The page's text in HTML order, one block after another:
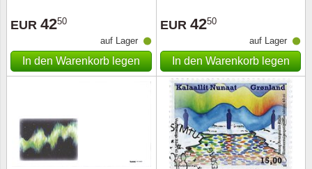
EUR 4250
auf Lager
In den Warenkorb legen
EUR 4250
auf Lager
In den Warenkorb legen
Sondermappen
Andere Sammlerstücke
Anderes Zubehör